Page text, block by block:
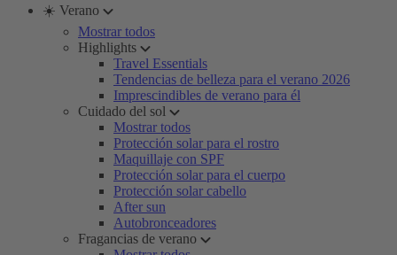
☀️ Verano
Mostrar todos
Highlights
Travel Essentials
Tendencias de belleza para el verano 2026
Imprescindibles de verano para él
Cuidado del sol
Mostrar todos
Protección solar para el rostro
Maquillaje con SPF
Protección solar para el cuerpo
Protección solar cabello
After sun
Autobronceadores
Fragancias de verano